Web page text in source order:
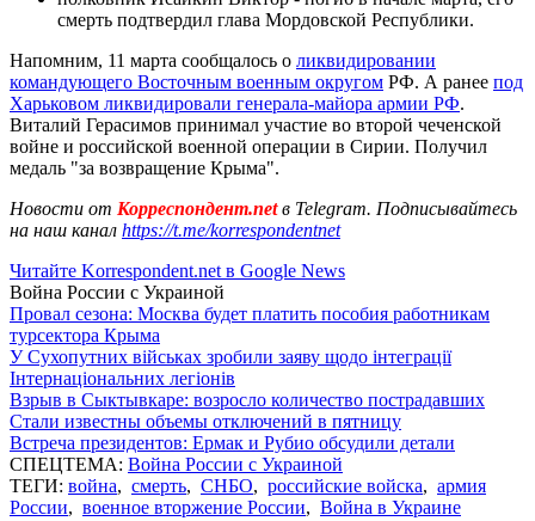
смерть подтвердил глава Мордовской Республики.
Напомним, 11 марта сообщалось о ликвидировании
командующего Восточным военным округом РФ. А ранее под
Харьковом ликвидировали генерала-майора армии РФ.
Виталий Герасимов принимал участие во второй чеченской
войне и российской военной операции в Сирии. Получил
медаль "за возвращение Крыма".
Новости от Корреспондент.netв Telegram. Подписывайтесь
на наш канал https://t.me/korrespondentnet
Читайте Korrespondent.net в Google News
Война России с Украиной
Провал сезона: Москва будет платить пособия работникам
турсектора Крыма
У Сухопутних військах зробили заяву щодо інтеграції
Інтернаціональних легіонів
Взрыв в Сыктывкаре: возросло количество пострадавших
Стали известны объемы отключений в пятницу
Встреча президентов: Ермак и Рубио обсудили детали
СПЕЦТЕМА: Война России с Украиной
ТЕГИ: война, смерть, СНБО, российские войска, армия
России, военное вторжение России, Война в Украине